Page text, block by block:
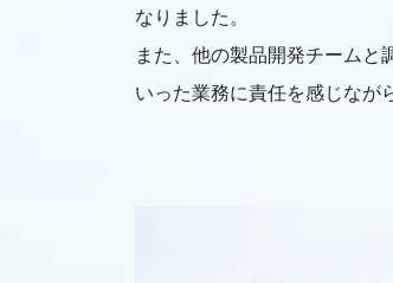
なりました。
また、他の製品開発チーム
いった業務に責任を感じなが